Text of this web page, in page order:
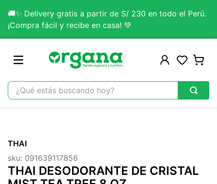
🚚✨ Delivery gratis a partir de S/ 230 en todo el Perú.
¡Compra fácil y recibe en casa! 💚
¿Qué estás buscando hoy?
2.
3.
colageno
4
kefir
THAI
sku: 091639117856
THAI DESODORANTE DE CRISTAL